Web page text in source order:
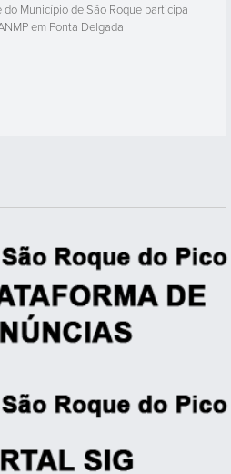
do Município de São Roque participa
em Ponta Delgada